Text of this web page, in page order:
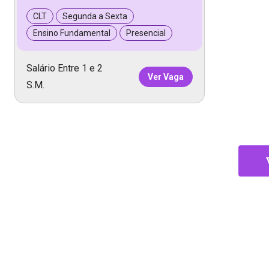
CLT
Segunda a Sexta
Ensino Fundamental
Presencial
Salário Entre 1 e 2
S.M.
Ver Vaga